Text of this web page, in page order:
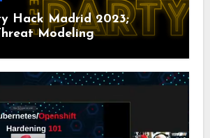
Hack Madrid 2023;
Modeling